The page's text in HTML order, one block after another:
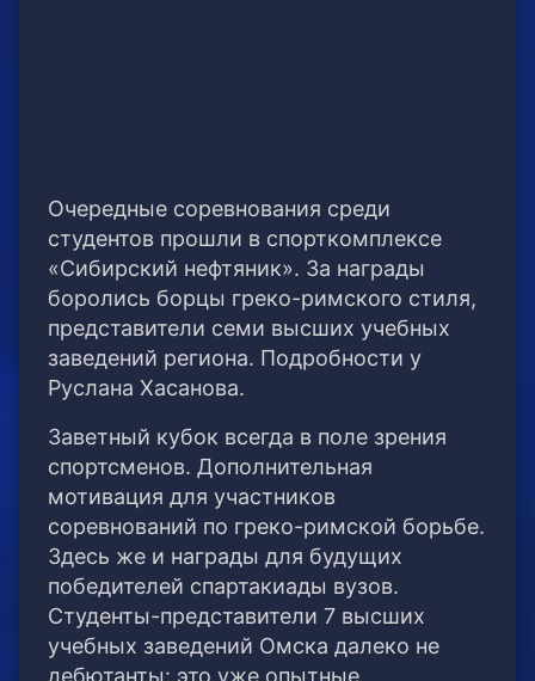
Очередные соревнования среди
студентов прошли в спорткомплексе
«Сибирский нефтяник». За награды
боролись борцы греко-римского стиля,
представители семи высших учебных
заведений региона. Подробности у
Руслана Хасанова.
Заветный кубок всегда в поле зрения
спортсменов. Дополнительная
мотивация для участников
соревнований по греко-римской борьбе.
Здесь же и награды для будущих
победителей спартакиады вузов.
Студенты-представители 7 высших
учебных заведений Омска далеко не